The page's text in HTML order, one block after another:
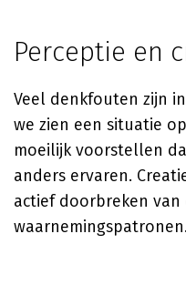
Perceptie en
Veel denkfouten zijn
we zien een situatie
moeilijk voorstellen
anders ervaren.
actief doorbreken
waarnemingspatronen.